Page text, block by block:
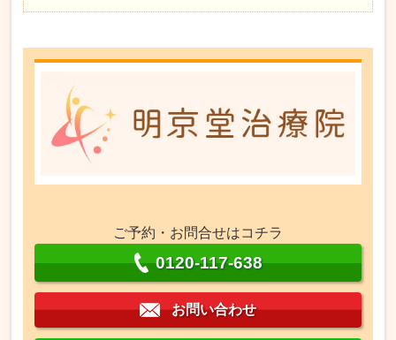
ご予約・お問合せはコチラ
0120-117-638
お問い合わせ